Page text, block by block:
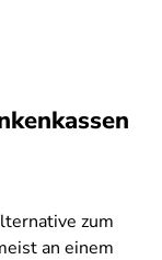
zum
an einem